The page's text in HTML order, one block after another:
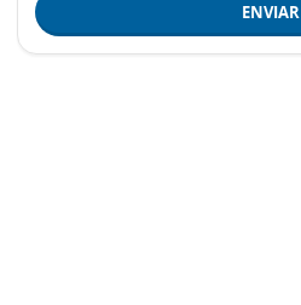
ENVIAR